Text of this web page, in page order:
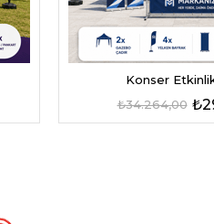
Konser
₺34.264,00